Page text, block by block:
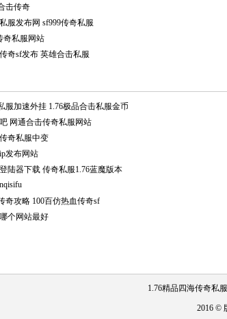
击传奇
服发布网 sf999传奇私服
奇私服网站
奇sf发布 英雄合击私服
服加速外挂 1.76极品合击私服金币
网通合击传奇私服网站
奇私服中变
发布网站
陆器下载 传奇私服1.76蓝魔版本
奇攻略 100百仿热血传奇sf
个网站最好
1.76精品四海传奇私
2016 ©